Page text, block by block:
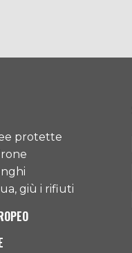
protette
giù i rifiuti